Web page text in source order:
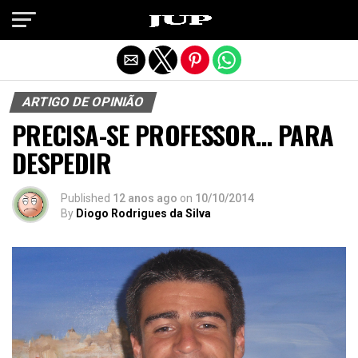
ARTIGO DE OPINIÃO
PRECISA-SE PROFESSOR… PARA
DESPEDIR
Published 12 anos ago on 10/10/2014
By Diogo Rodrigues da Silva
Exit mobile version